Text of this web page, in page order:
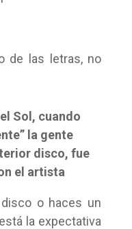
de las letras, no
Sol, cuando
la gente
disco, fue
el artista
o haces un
la expectativa